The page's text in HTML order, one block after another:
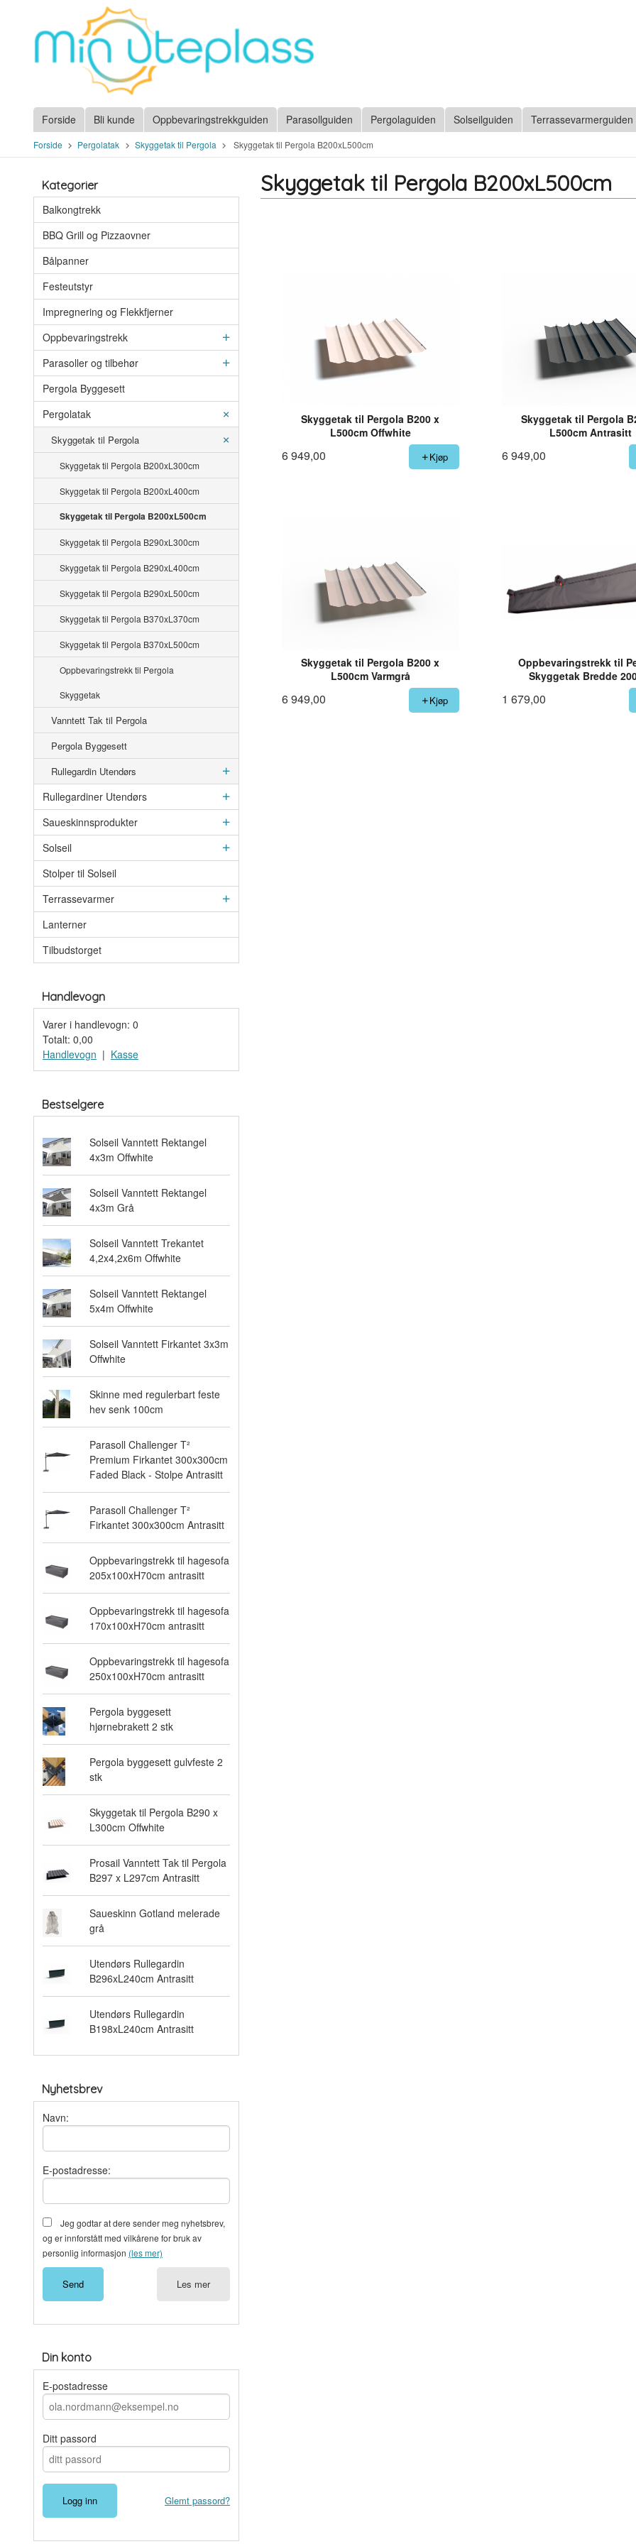
innholdet
Forside Bli kunde Oppbevaringstrekkguiden Parasollguiden Pergolaguiden Solseilguiden Terrassevarmerguiden
Forside Pergolatak Skyggetak til Pergola Skyggetak til Pergola B200xL500cm
Kategorier
Balkongtrekk
BBQ Grill og Pizzaovner
Bålpanner
Festeutstyr
Impregnering og Flekkfjerner
Oppbevaringstrekk
Parasoller og tilbehør
Pergola Byggesett
Pergolatak
Skyggetak til Pergola
Skyggetak til Pergola B200xL300cm
Skyggetak til Pergola B200xL400cm
Skyggetak til Pergola B200xL500cm
Skyggetak til Pergola B290xL300cm
Skyggetak til Pergola B290xL400cm
Skyggetak til Pergola B290xL500cm
Skyggetak til Pergola B370xL370cm
Skyggetak til Pergola B370xL500cm
Oppbevaringstrekk til Pergola
Skyggetak
Vanntett Tak til Pergola
Pergola Byggesett
Rullegardin Utendørs
Rullegardiner Utendørs
Saueskinnsprodukter
Solseil
Stolper til Solseil
Terrassevarmer
Lanterner
Tilbudstorget
Handlevogn
Varer i handlevogn: 0
Totalt: 0,00
Handlevogn | Kasse
Bestselgere
Solseil Vanntett Rektangel
4x3m Offwhite
Solseil Vanntett Rektangel
4x3m Grå
Solseil Vanntett Trekantet
4,2x4,2x6m Offwhite
Solseil Vanntett Rektangel
5x4m Offwhite
Solseil Vanntett Firkantet 3x3m
Offwhite
Skinne med regulerbart feste
hev senk 100cm
Parasoll Challenger T²
Premium Firkantet 300x300cm
Faded Black - Stolpe Antrasitt
Parasoll Challenger T²
Firkantet 300x300cm Antrasitt
Oppbevaringstrekk til hagesofa
205x100xH70cm antrasitt
Oppbevaringstrekk til hagesofa
170x100xH70cm antrasitt
Oppbevaringstrekk til hagesofa
250x100xH70cm antrasitt
Pergola byggesett
hjørnebrakett 2 stk
Pergola byggesett gulvfeste 2
stk
Skyggetak til Pergola B290 x
L300cm Offwhite
Prosail Vanntett Tak til Pergola
B297 x L297cm Antrasitt
Saueskinn Gotland melerade
grå
Utendørs Rullegardin
B296xL240cm Antrasitt
Utendørs Rullegardin
B198xL240cm Antrasitt
Nyhetsbrev
Navn:
E-postadresse:
Jeg godtar at dere sender meg nyhetsbrev,
og er innforstått med vilkårene for bruk av
personlig informasjon (les mer)
Les mer
Din konto
E-postadresse
Ditt passord
Glemt passord?
Skyggetak til Pergola B200xL500cm
Skyggetak til Pergola B200 x
L500cm Offwhite
6 949,00 Kjøp
Skyggetak til Pergola
L500cm Antrasitt
6 949,00
Skyggetak til Pergola B200 x
L500cm Varmgrå
6 949,00 Kjøp
Oppbevaringstrekk til
Skyggetak Bredde
1 679,00